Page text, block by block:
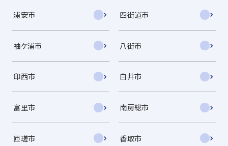
浦安市 四街道市
袖ケ浦市 八街市
印西市 白井市
富里市 南房総市
匝瑳市 香取市